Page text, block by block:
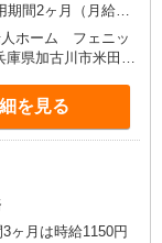
期間2ヶ月（月給
幅は経験による
円〜320,000円
円） ※給与幅
ン力による
人ホーム フェニッ
庫県加古川市米田町
庫県姫路市北条1-
菅田町4-2） ◆住宅
番町153） ◆特別
府京都市西京区大
祉施設 西七条
幡町29） ◆宇治病
を見る
ヶ月は時給1150円